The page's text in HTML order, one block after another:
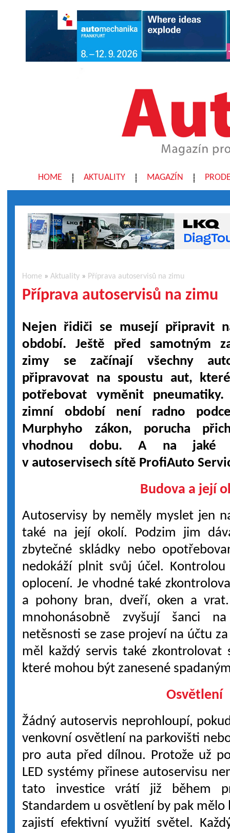
HOME AKTUALITY MAGAZÍN
Home »Aktuality » Příprava autoservisů na zimu
Příprava autoservisů na zimu
Nejen řidiči se musejí připravit
období. Ještě před samotným
zimy se začínají všechny
připravovat na spoustu aut,
potřebovat vyměnit
zimní období není radno
Murphyho zákon, porucha
vhodnou dobu. A na jaké
v autoservisech sítě ProfiAuto
Budova a její
Autoservisy by neměly myslet jen
také na její okolí. Podzim jim
zbytečné skládky nebo
nedokáží plnit svůj účel.
oplocení. Je vhodné také
a pohony bran, dveří, oken a
mnohonásobně zvyšují šanci
netěsnosti se zase projeví na účtu
měl každý servis také zkontrolovat
které mohou být zanesené
Osvětlení
Žádný autoservis neprohloupí,
venkovní osvětlení na parkovišti
pro auta před dílnou. Protože už
LED systémy přinese autoservisu
tato investice vrátí již během
Standardem u osvětlení by pak
zajistí efektivní využití světel.